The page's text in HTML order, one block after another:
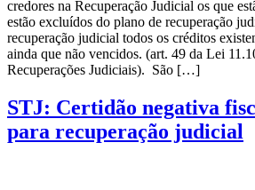
credores na Recuperação Judicial os que
estão excluídos do plano de recuperação
recuperação judicial todos os créditos
ainda que não vencidos. (art. 49 da Lei
Recuperações Judiciais). São […]
STJ: Certidão negativa
para recuperação judicial